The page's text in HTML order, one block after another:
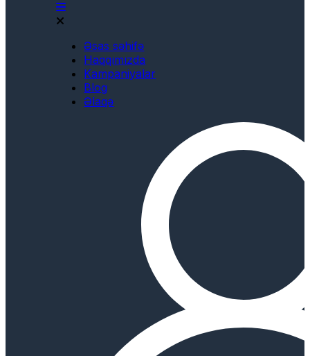
Əsas səhifə
Haqqımızda
Kampaniyalar
Blog
Əlaqə